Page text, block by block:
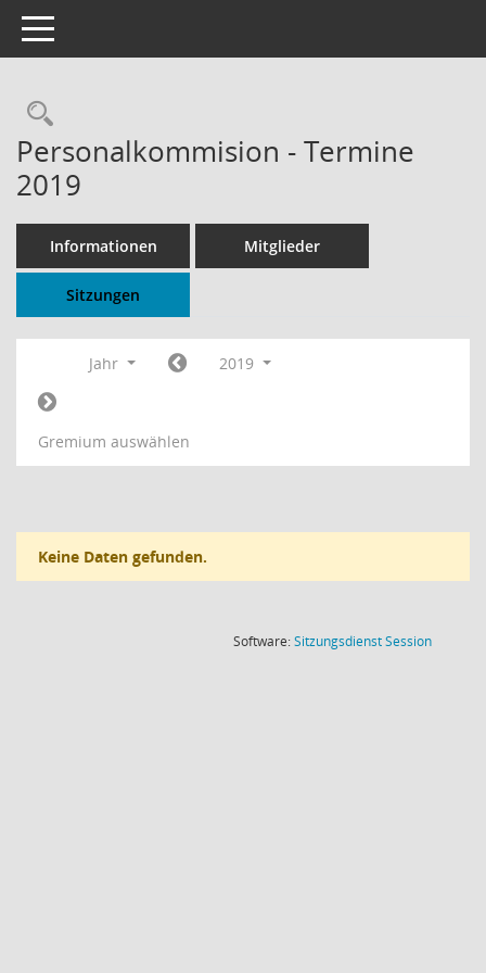
Toggle navigation
Rechercheauswahl
Personalkommision - Termine
2019
Informationen Mitglieder
Sitzungen
Jahr 2019
Gremium auswählen
Keine Daten gefunden.
Software:SitzungsdienstSession(Wird in